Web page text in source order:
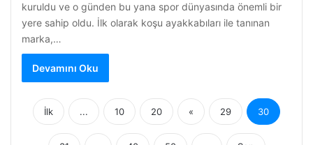
kuruldu ve o günden bu yana spor dünyasında önemli bir
yere sahip oldu. İlk olarak koşu ayakkabıları ile tanınan
marka,…
Devamını Oku
İlk ... 10 20 « 29 30